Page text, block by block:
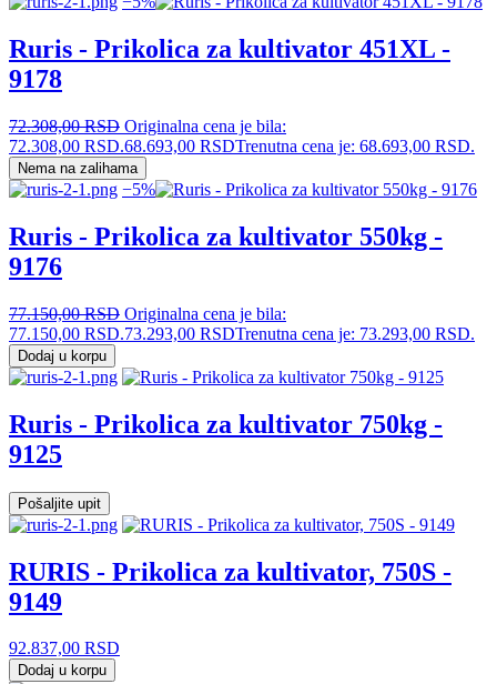
Ruris - Prikolica za kultivator 451XL -
9178
72.308,00RSD Originalna cena je bila:
72.308,00 RSD.68.693,00 RSDTrenutna cena je: 68.693,00 RSD.
Nema na zalihama
−5%
Ruris - Prikolica za kultivator 550kg -
9176
77.150,00RSD Originalna cena je bila:
77.150,00 RSD.73.293,00 RSDTrenutna cena je: 73.293,00 RSD.
Dodaj u korpu
Ruris - Prikolica za kultivator 750kg -
9125
Pošaljite upit
RURIS - Prikolica za kultivator, 750S -
9149
92.837,00 RSD
Dodaj u korpu